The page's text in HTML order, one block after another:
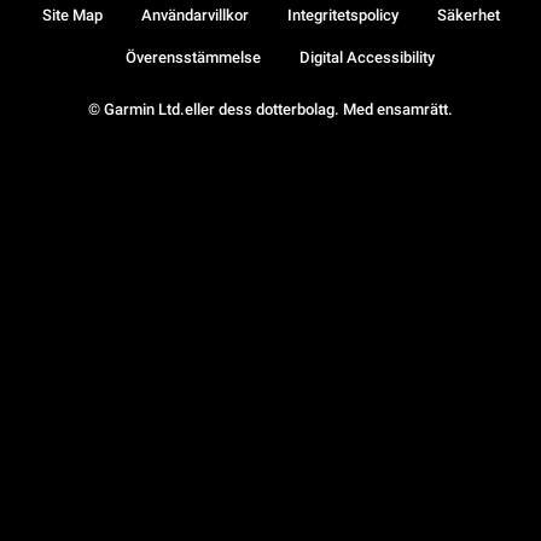
© Garmin Ltd.eller dess dotterbolag. Med ensamrätt.
Site Map Användarvillkor Integritetspolicy Säkerhet
Överensstämmelse Digital Accessibility